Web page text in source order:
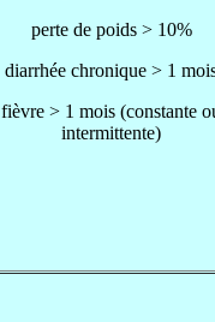
perte de poids > 10%
diarrhée chronique > 1
fièvre > 1 mois (constante
intermittente)